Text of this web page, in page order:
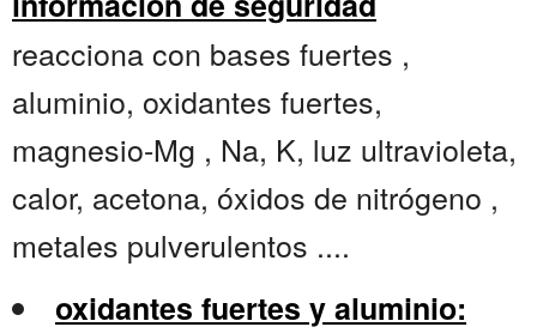
reacciona con bases fuertes ,
aluminio, oxidantes fuertes,
magnesio-Mg , Na, K, luz ultravioleta,
calor, acetona, óxidos de nitrógeno ,
metales pulverulentos ....
oxidantes fuertes y aluminio: